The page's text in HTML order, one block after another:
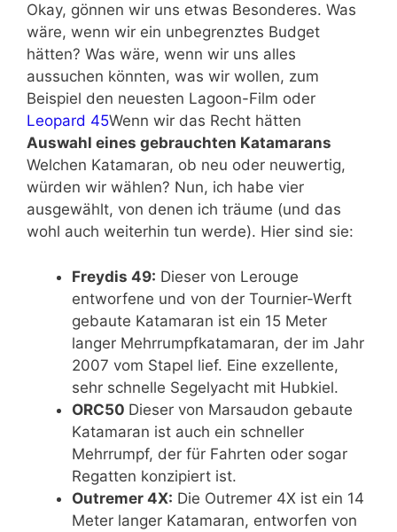
Okay, gönnen wir uns etwas Besonderes. Was
wäre, wenn wir ein unbegrenztes Budget
hätten? Was wäre, wenn wir uns alles
aussuchen könnten, was wir wollen, zum
Beispiel den neuesten Lagoon-Film oder
Leopard 45Wenn wir das Recht hätten
Auswahl eines gebrauchten Katamarans
Welchen Katamaran, ob neu oder neuwertig,
würden wir wählen? Nun, ich habe vier
ausgewählt, von denen ich träume (und das
wohl auch weiterhin tun werde). Hier sind sie:
Freydis 49: Dieser von Lerouge
entworfene und von der Tournier-Werft
gebaute Katamaran ist ein 15 Meter
langer Mehrrumpfkatamaran, der im Jahr
2007 vom Stapel lief. Eine exzellente,
sehr schnelle Segelyacht mit Hubkiel.
ORC50 Dieser von Marsaudon gebaute
Katamaran ist auch ein schneller
Mehrrumpf, der für Fahrten oder sogar
Regatten konzipiert ist.
Outremer 4X: Die Outremer 4X ist ein 14
Meter langer Katamaran, entworfen von